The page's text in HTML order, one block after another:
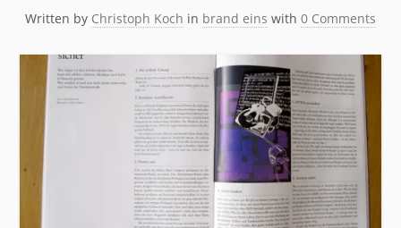
Written by Christoph Koch in brand eins with 0 Comments